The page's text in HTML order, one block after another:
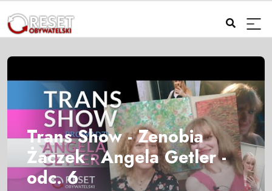
Trans Show - Zenobia
Żaczek - Angela Getler -
odc. 6